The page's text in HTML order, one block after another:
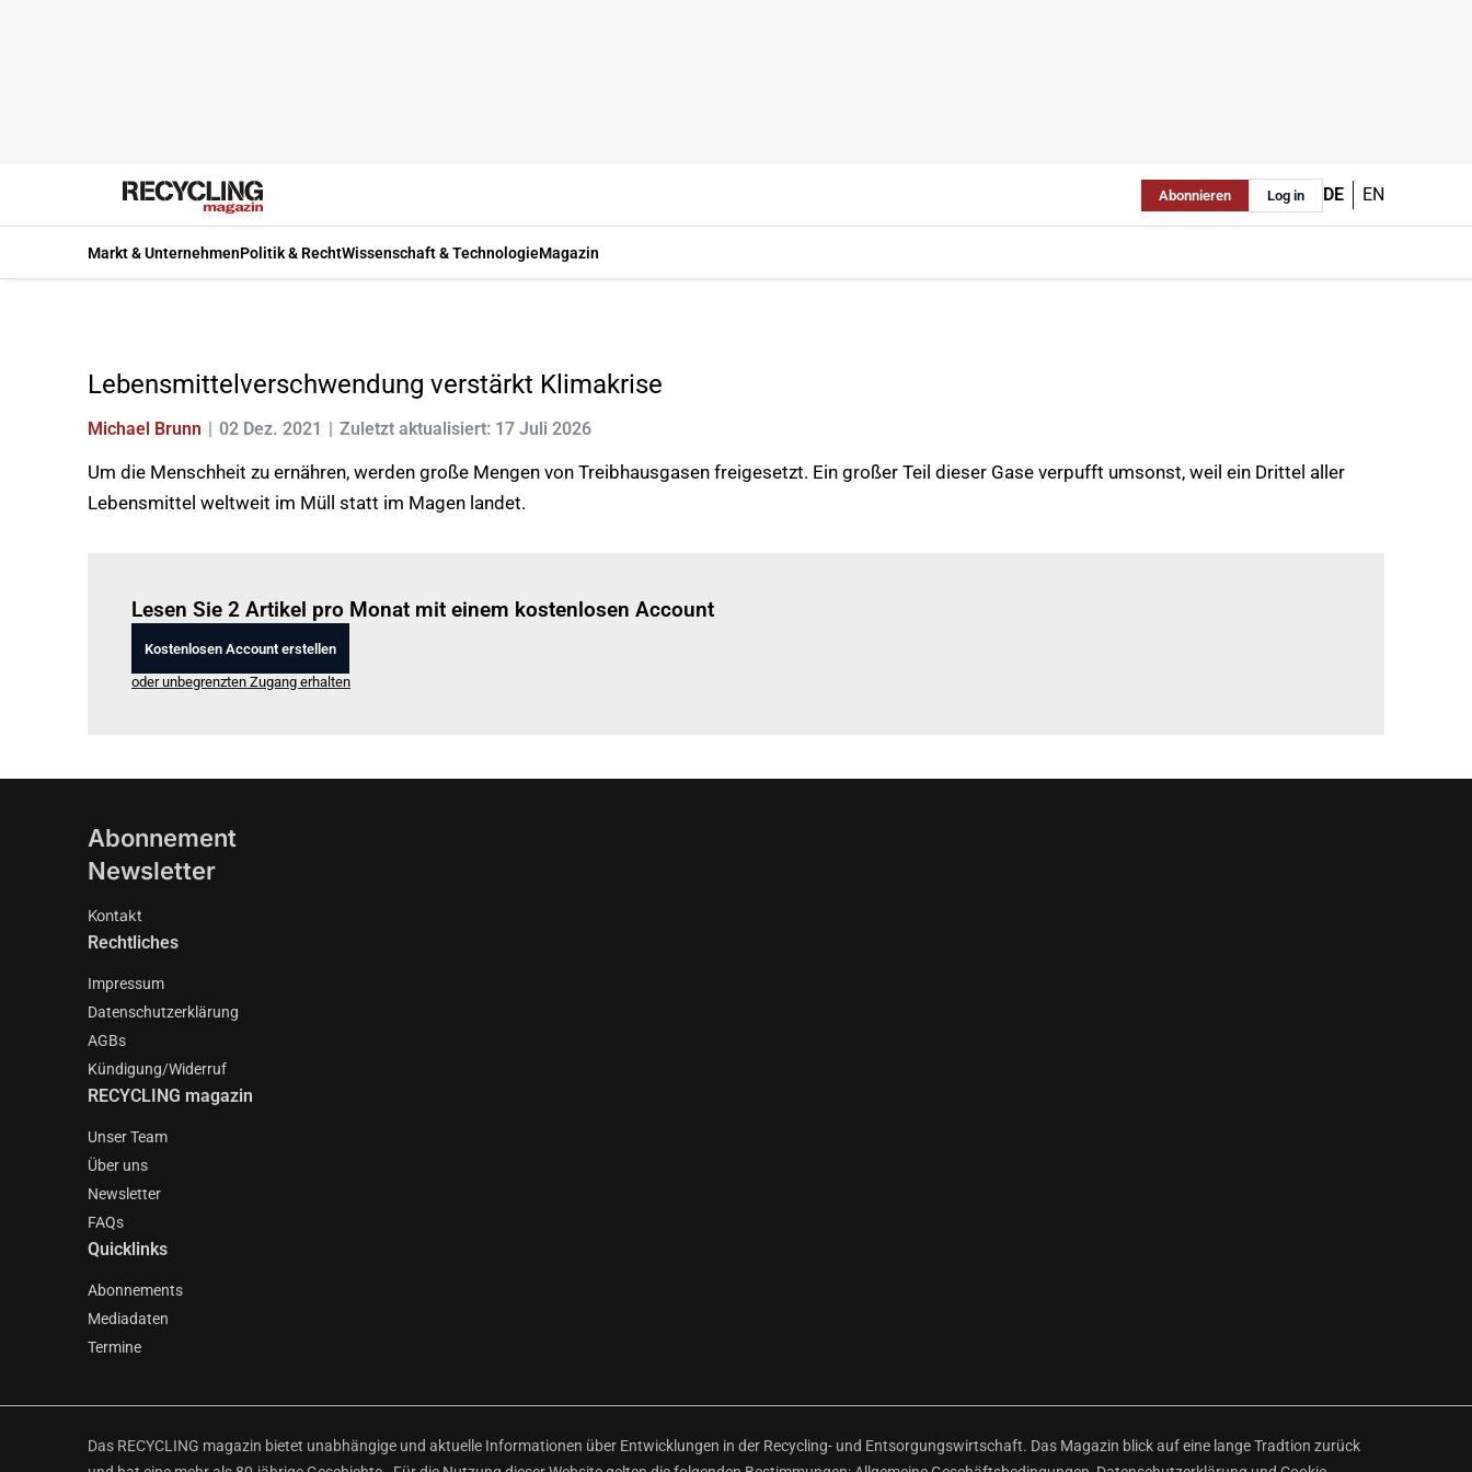
Abonnieren Log in DE EN
Markt & UnternehmenPolitik & RechtWissenschaft & TechnologieMagazin
Lebensmittelverschwendung verstärkt Klimakrise
Michael Brunn 02 Dez. 2021 Zuletzt aktualisiert: 17 Juli 2026
Um die Menschheit zu ernähren, werden große Mengen von Treibhausgasen freigesetzt. Ein großer Teil dieser Gase verpufft umsonst, weil ein Drittel aller
Lebensmittel weltweit im Müll statt im Magen landet.
Lesen Sie 2 Artikel pro Monat mit einem kostenlosen Account
Kostenlosen Account erstellen
oder unbegrenzten Zugang erhalten
Abonnement
Newsletter
Kontakt
Rechtliches
Impressum
Datenschutzerklärung
AGBs
Kündigung/Widerruf
RECYCLING magazin
Unser Team
Über uns
Newsletter
FAQs
Quicklinks
Abonnements
Mediadaten
Termine
Das RECYCLING magazin bietet unabhängige und aktuelle Informationen über Entwicklungen in der Recycling- und Entsorgungswirtschaft. Das Magazin blick auf eine lange Tradtion zurück